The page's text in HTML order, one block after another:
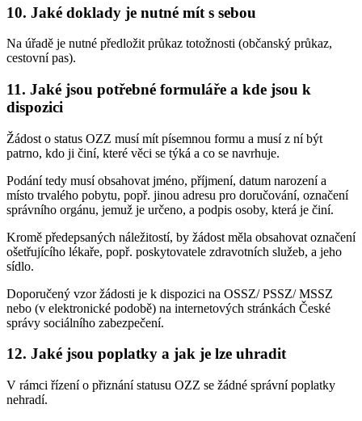
10. Jaké doklady je nutné mít s sebou
Na úřadě je nutné předložit průkaz totožnosti (občanský průkaz,
cestovní pas).
11. Jaké jsou potřebné formuláře a kde jsou k
dispozici
Žádost o status OZZ musí mít písemnou formu a musí z ní být
patrno, kdo ji činí, které věci se týká a co se navrhuje.
Podání tedy musí obsahovat jméno, příjmení, datum narození a
místo trvalého pobytu, popř. jinou adresu pro doručování, označení
správního orgánu, jemuž je určeno, a podpis osoby, která je činí.
Kromě předepsaných náležitostí, by žádost měla obsahovat označení
ošetřujícího lékaře, popř. poskytovatele zdravotních služeb, a jeho
sídlo.
Doporučený vzor žádosti je k dispozici na OSSZ/ PSSZ/ MSSZ
nebo (v elektronické podobě) na internetových stránkách České
správy sociálního zabezpečení.
12. Jaké jsou poplatky a jak je lze uhradit
V rámci řízení o přiznání statusu OZZ se žádné správní poplatky
nehradí.